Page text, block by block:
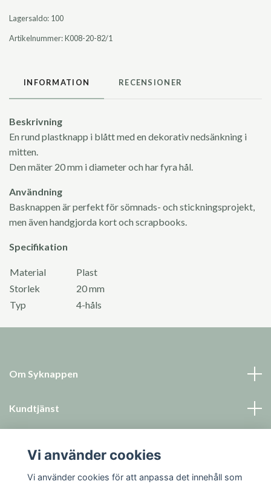
Lagersaldo: 100
Artikelnummer:K008-20-82/1
INFORMATION RECENSIONER
Beskrivning
En rund plastknapp i blått med en dekorativ nedsänkning i
mitten.
Den mäter 20 mm i diameter och har fyra hål.
Användning
Basknappen är perfekt för sömnads- och stickningsprojekt,
men även handgjorda kort och scrapbooks.
Specifikation
Material
Plast
Storlek
20 mm
Typ
4-håls
Om Syknappen
Kundtjänst
Sociala medier
Vi använder cookies
Vi använder cookies för att anpassa det innehåll som